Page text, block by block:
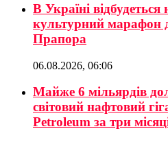
В Україні
культурний марафон
Прапора
06.08.2026, 06:06
Майже 6 мільярдів
світовий нафтовий
Petroleum за три